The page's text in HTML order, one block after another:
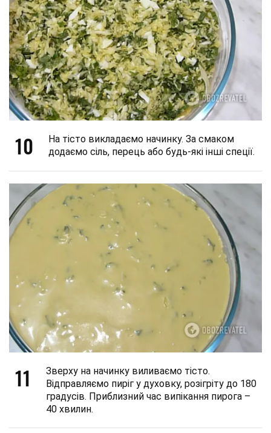
10
На тісто викладаємо начинку. За смаком
додаємо сіль, перець або будь-які інші спеції.
11
Зверху на начинку виливаємо тісто.
Відправляємо пиріг у духовку, розігріту до 180
градусів. Приблизний час випікання пирога –
40 хвилин.